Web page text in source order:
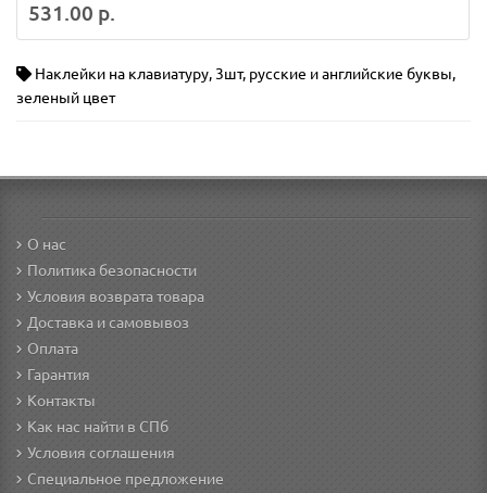
531.00 р.
Наклейки на клавиатуру, 3шт, русские и английские буквы,
зеленый цвет
О нас
Политика безопасности
Условия возврата товара
Доставка и самовывоз
Оплата
Гарантия
Контакты
Как нас найти в СПб
Условия соглашения
Специальное предложение